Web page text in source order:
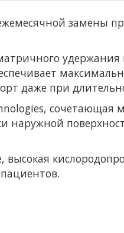
замены
даже при
наружной